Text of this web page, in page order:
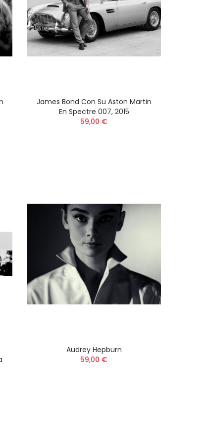
James Bond Con Su Aston Martin
En Spectre 007, 2015
59,00 €
Audrey Hepburn
59,00 €